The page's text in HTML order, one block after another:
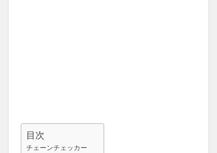
目次
チェーンチェッカー